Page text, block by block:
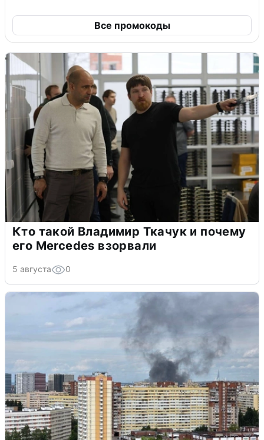
Все промокоды
Кто такой Владимир Ткачук и почему
его Mercedes взорвали
5 августа 0